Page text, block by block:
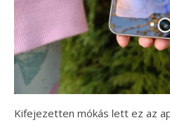
Kifejezetten mókás lett ez az